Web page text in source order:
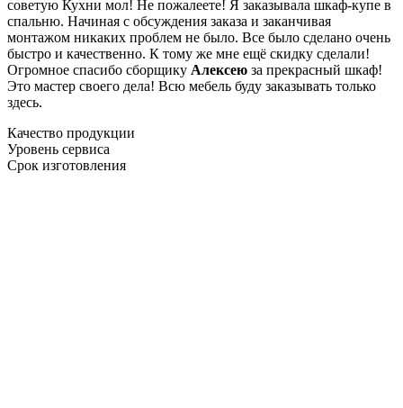
советую Кухни мол! Не пожалеете! Я заказывала шкаф-купе в
спальню. Начиная с обсуждения заказа и заканчивая
монтажом никаких проблем не было. Все было сделано очень
быстро и качественно. К тому же мне ещё скидку сделали!
Огромное спасибо сборщику Алексею за прекрасный шкаф!
Это мастер своего дела! Всю мебель буду заказывать только
здесь.
Качество продукции
Уровень сервиса
Срок изготовления